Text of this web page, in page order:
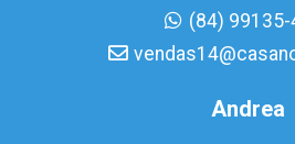
(84) 99135-
Andrea